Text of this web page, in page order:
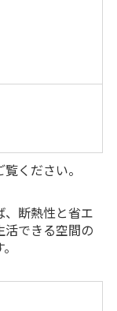
覧ください。
断熱性と省エ
活できる空間の